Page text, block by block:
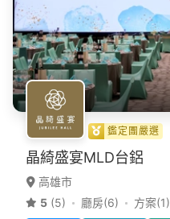
鑑定團嚴選
晶綺盛宴MLD台鋁
高雄市
5 (5) 廳房(6) 方案(1)